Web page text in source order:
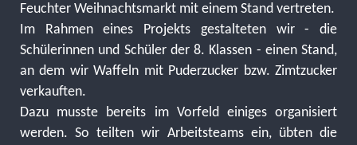
Feuchter Weihnachtsmarkt mit einem Stand vertreten.
Im Rahmen eines Projekts gestalteten wir - die
Schülerinnen und Schüler der 8. Klassen - einen Stand,
an dem wir Waffeln mit Puderzucker bzw. Zimtzucker
verkauften.
Dazu musste bereits im Vorfeld einiges organisiert
werden. So teilten wir Arbeitsteams ein, übten die